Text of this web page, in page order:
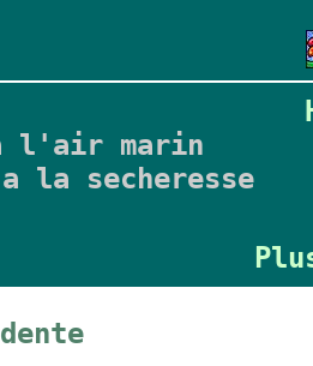
l'air marin
la secheresse